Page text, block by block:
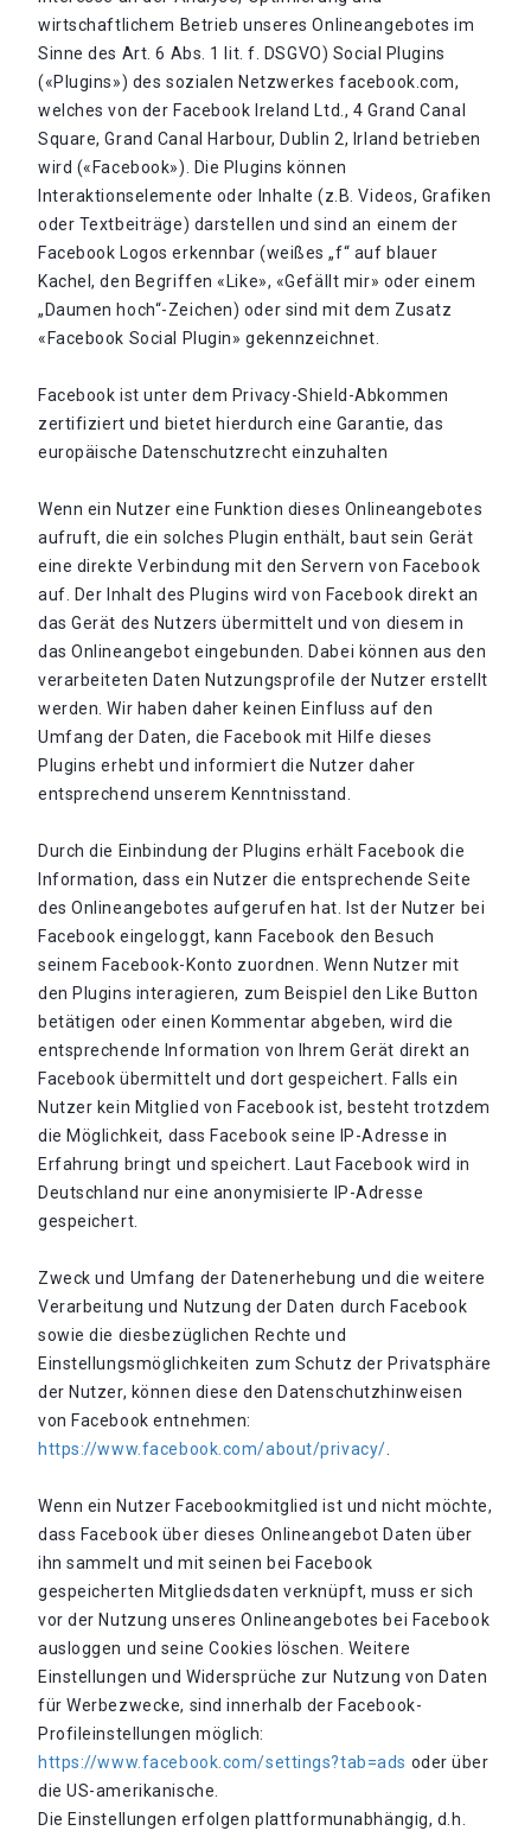
wirtschaftlichem Betrieb unseres Onlineangebotes im
Sinne des Art. 6 Abs. 1 lit. f. DSGVO) Social Plugins
(«Plugins») des sozialen Netzwerkes facebook.com,
welches von der Facebook Ireland Ltd., 4 Grand Canal
Square, Grand Canal Harbour, Dublin 2, Irland betrieben
wird («Facebook»). Die Plugins können
Interaktionselemente oder Inhalte (z.B. Videos, Grafiken
oder Textbeiträge) darstellen und sind an einem der
Facebook Logos erkennbar (weißes „f“ auf blauer
Kachel, den Begriffen «Like», «Gefällt mir» oder einem
„Daumen hoch“-Zeichen) oder sind mit dem Zusatz
«Facebook Social Plugin» gekennzeichnet.
Facebook ist unter dem Privacy-Shield-Abkommen
zertifiziert und bietet hierdurch eine Garantie, das
europäische Datenschutzrecht einzuhalten
Wenn ein Nutzer eine Funktion dieses Onlineangebotes
aufruft, die ein solches Plugin enthält, baut sein Gerät
eine direkte Verbindung mit den Servern von Facebook
auf. Der Inhalt des Plugins wird von Facebook direkt an
das Gerät des Nutzers übermittelt und von diesem in
das Onlineangebot eingebunden. Dabei können aus den
verarbeiteten Daten Nutzungsprofile der Nutzer erstellt
werden. Wir haben daher keinen Einfluss auf den
Umfang der Daten, die Facebook mit Hilfe dieses
Plugins erhebt und informiert die Nutzer daher
entsprechend unserem Kenntnisstand.
Durch die Einbindung der Plugins erhält Facebook die
Information, dass ein Nutzer die entsprechende Seite
des Onlineangebotes aufgerufen hat. Ist der Nutzer bei
Facebook eingeloggt, kann Facebook den Besuch
seinem Facebook-Konto zuordnen. Wenn Nutzer mit
den Plugins interagieren, zum Beispiel den Like Button
betätigen oder einen Kommentar abgeben, wird die
entsprechende Information von Ihrem Gerät direkt an
Facebook übermittelt und dort gespeichert. Falls ein
Nutzer kein Mitglied von Facebook ist, besteht trotzdem
die Möglichkeit, dass Facebook seine IP-Adresse in
Erfahrung bringt und speichert. Laut Facebook wird in
Deutschland nur eine anonymisierte IP-Adresse
gespeichert.
Zweck und Umfang der Datenerhebung und die weitere
Verarbeitung und Nutzung der Daten durch Facebook
sowie die diesbezüglichen Rechte und
Einstellungsmöglichkeiten zum Schutz der Privatsphäre
der Nutzer, können diese den Datenschutzhinweisen
von Facebook entnehmen:
https://www.facebook.com/about/privacy/
Wenn ein Nutzer Facebookmitglied ist und nicht möchte,
dass Facebook über dieses Onlineangebot Daten über
ihn sammelt und mit seinen bei Facebook
gespeicherten Mitgliedsdaten verknüpft, muss er sich
vor der Nutzung unseres Onlineangebotes bei Facebook
ausloggen und seine Cookies löschen. Weitere
Einstellungen und Widersprüche zur Nutzung von Daten
für Werbezwecke, sind innerhalb der Facebook-
Profileinstellungen möglich:
https://www.facebook.com/settings?tab=ads oder über
die US-amerikanische.
Die Einstellungen erfolgen plattformunabhängig, d.h.